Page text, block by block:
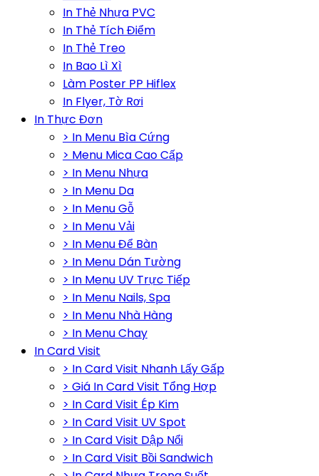
In Thẻ Nhựa PVC
In Thẻ Tích Điểm
In Thẻ Treo
In Bao Lì Xì
Làm Poster PP Hiflex
In Flyer, Tờ Rơi
In Thực Đơn
> In Menu Bìa Cứng
> Menu Mica Cao Cấp
> In Menu Nhựa
> In Menu Da
> In Menu Gỗ
> In Menu Vải
> In Menu Để Bàn
> In Menu Dán Tường
> In Menu UV Trực Tiếp
> In Menu Nails, Spa
> In Menu Nhà Hàng
> In Menu Chay
In Card Visit
> In Card Visit Nhanh Lấy Gấp
> Giá In Card Visit Tổng Hợp
> In Card Visit Ép Kim
> In Card Visit UV Spot
> In Card Visit Dập Nổi
> In Card Visit Bồi Sandwich